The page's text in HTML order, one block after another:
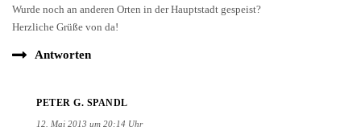
Wurde noch an anderen Orten in der Hauptstadt gespeist?
Herzliche Grüße von da!
Antworten
PETER G. SPANDL
12. Mai 2013 um 20:14 Uhr